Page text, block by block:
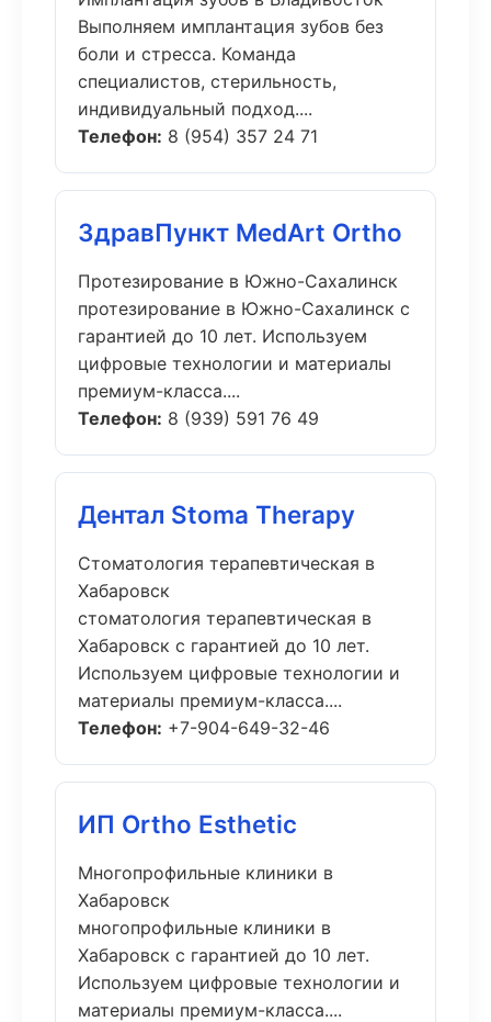
Выполняем имплантация зубов без
боли и стресса. Команда
специалистов, стерильность,
индивидуальный подход....
Телефон: 8 (954) 357 24 71
ЗдравПункт MedArt Ortho
Протезирование в Южно-Сахалинск
протезирование в Южно-Сахалинск с
гарантией до 10 лет. Используем
цифровые технологии и материалы
премиум-класса....
Телефон: 8 (939) 591 76 49
Дентал Stoma Therapy
Стоматология терапевтическая в
Хабаровск
стоматология терапевтическая в
Хабаровск с гарантией до 10 лет.
Используем цифровые технологии и
материалы премиум-класса....
Телефон: +7-904-649-32-46
ИП Ortho Esthetic
Многопрофильные клиники в
Хабаровск
многопрофильные клиники в
Хабаровск с гарантией до 10 лет.
Используем цифровые технологии и
материалы премиум-класса....